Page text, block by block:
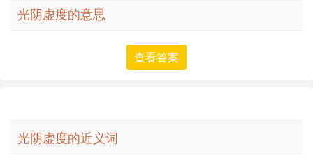
光阴虚度的意思
查看答案
光阴虚度的近义词